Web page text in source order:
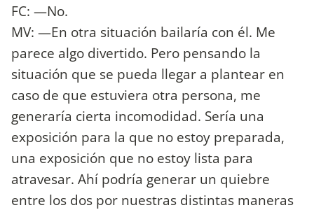
FC: —No.
MV: —En otra situación bailaría con él. Me
parece algo divertido. Pero pensando la
situación que se pueda llegar a plantear en
caso de que estuviera otra persona, me
generaría cierta incomodidad. Sería una
exposición para la que no estoy preparada,
una exposición que no estoy lista para
atravesar. Ahí podría generar un quiebre
entre los dos por nuestras distintas maneras